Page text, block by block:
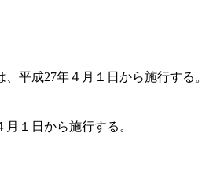
平成27年４月１日から施行する。
１日から施行する。